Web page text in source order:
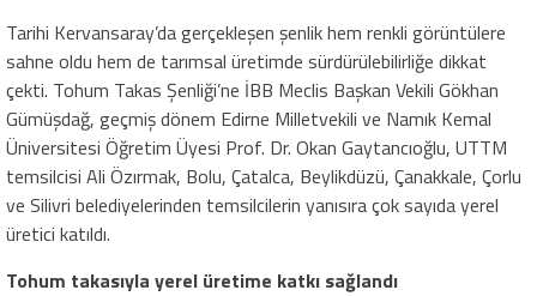
Tarihi Kervansaray’da gerçekleşen şenlik hem renkli görüntülere
sahne oldu hem de tarımsal üretimde sürdürülebilirliğe dikkat
çekti. Tohum Takas Şenliği’ne İBB Meclis Başkan Vekili Gökhan
Gümüşdağ, geçmiş dönem Edirne Milletvekili ve Namık Kemal
Üniversitesi Öğretim Üyesi Prof. Dr. Okan Gaytancıoğlu, UTTM
temsilcisi Ali Özırmak, Bolu, Çatalca, Beylikdüzü, Çanakkale, Çorlu
ve Silivri belediyelerinden temsilcilerin yanısıra çok sayıda yerel
üretici katıldı.
Tohum takasıyla yerel üretime katkı sağlandı